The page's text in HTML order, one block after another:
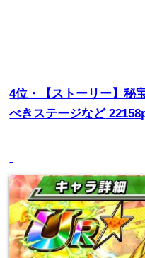
4位・【ストーリー】秘
べきステージなど